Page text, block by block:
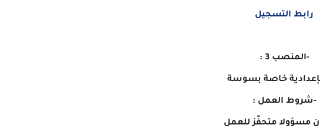
رابط التسجيل
-المنصب 3 :
خاصة بسوسة
-شروط العمل :
مسؤولا متحفّز للعمل